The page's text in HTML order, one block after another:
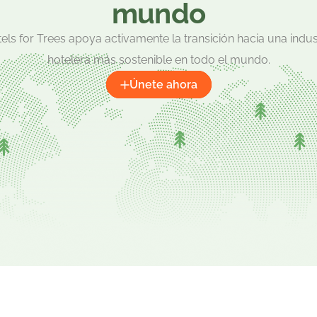
mundo
for Trees apoya activamente la transición hacia una
hotelera más sostenible en todo el mundo.
Únete ahora